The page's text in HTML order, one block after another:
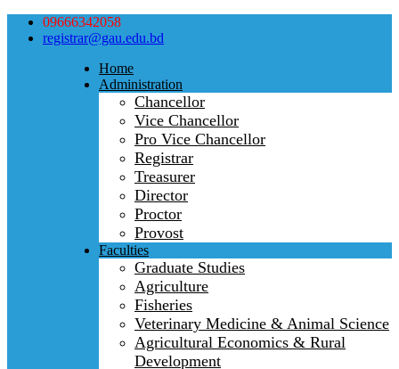
09666342058
registrar@gau.edu.bd
Home
Administration
Chancellor
Vice Chancellor
Pro Vice Chancellor
Registrar
Treasurer
Director
Proctor
Provost
Faculties
Graduate Studies
Agriculture
Fisheries
Veterinary Medicine & Animal Science
Agricultural Economics & Rural
Development